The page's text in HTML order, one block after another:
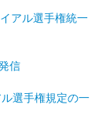
アル選手権統一
信
選手権規定の一